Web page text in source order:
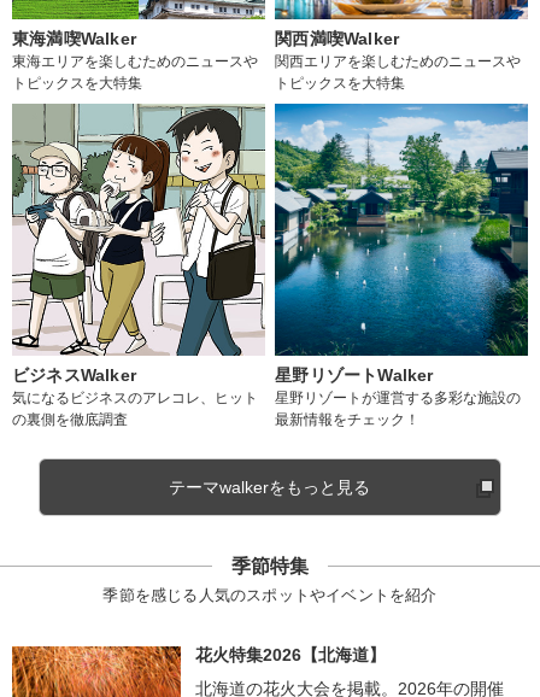
東海満喫Walker
東海エリアを楽しむためのニュースや
トピックスを大特集
関西満喫Walker
関西エリアを楽しむためのニュースや
トピックスを大特集
ビジネスWalker
気になるビジネスのアレコレ、ヒット
の裏側を徹底調査
星野リゾートWalker
星野リゾートが運営する多彩な施設の
最新情報をチェック！
テーマwalkerをもっと見る
季節特集
季節を感じる人気のスポットやイベントを紹介
花火特集2026【北海道】
北海道の花火大会を掲載。2026年の開催